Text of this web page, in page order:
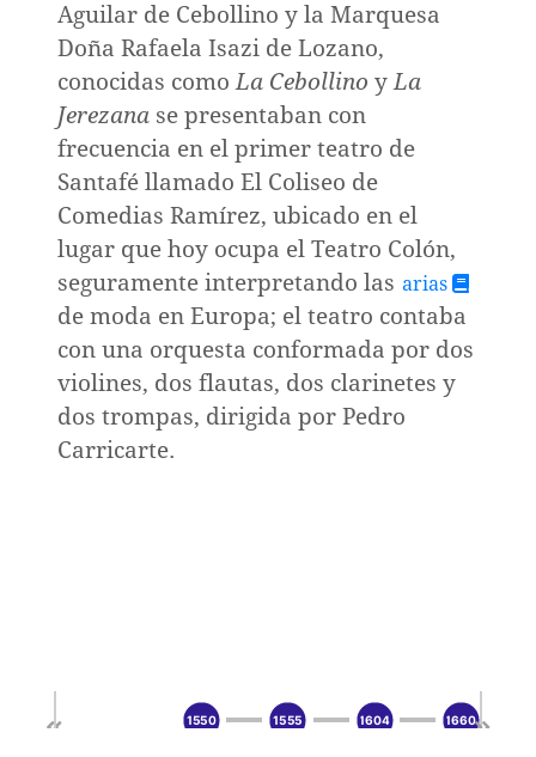
Aguilar de Cebollino y la Marquesa
Doña Rafaela Isazi de Lozano,
conocidas comoLa Cebollino yLa
Jerezana se presentaban con
frecuencia en el primer teatro de
Santafé llamado El Coliseo de
Comedias Ramírez, ubicado en el
lugar que hoy ocupa el Teatro Colón,
seguramente interpretando las arias
de moda en Europa; el teatro contaba
con una orquesta conformada por dos
violines, dos flautas, dos clarinetes y
dos trompas, dirigida por Pedro
Carricarte.
1550 1555 1604 1660